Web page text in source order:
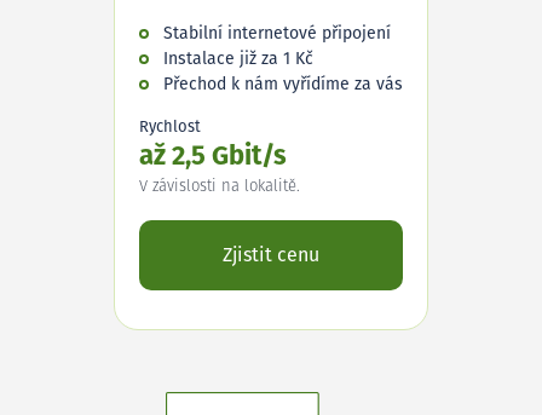
Stabilní internetové připojení
Instalace již za 1 Kč
Přechod k nám vyřídíme za vás
Rychlost
až 2,5 Gbit/s
V závislosti na lokalitě.
Zjistit cenu